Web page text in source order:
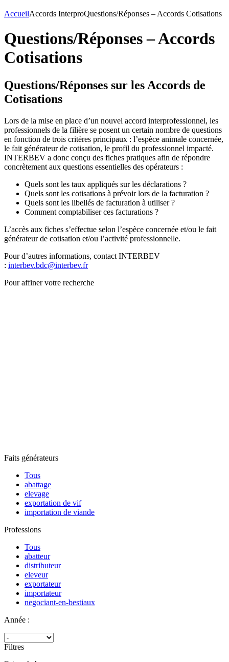
AccueilAccords InterproQuestions/Réponses – Accords Cotisations
Questions/Réponses – Accords
Cotisations
Questions/Réponses sur les Accords de
Cotisations
Lors de la mise en place d’un nouvel accord interprofessionnel, les
professionnels de la filière se posent un certain nombre de questions
en fonction de trois critères principaux : l’espèce animale concernée,
le fait générateur de cotisation, le profil du professionnel impacté.
INTERBEV a donc conçu des fiches pratiques afin de répondre
concrètement aux questions essentielles des opérateurs :
Quels sont les taux appliqués sur les déclarations ?
Quels sont les cotisations à prévoir lors de la facturation ?
Quels sont les libellés de facturation à utiliser ?
Comment comptabiliser ces facturations ?
L’accès aux fiches s’effectue selon l’espèce concernée et/ou le fait
générateur de cotisation et/ou l’activité professionnelle.
Pour d’autres informations, contact INTERBEV
: interbev.bdc@interbev.fr
Pour affiner votre recherche
Faits générateurs
Tous
abattage
elevage
exportation de vif
importation de viande
Professions
Tous
abatteur
distributeur
eleveur
exportateur
importateur
negociant-en-bestiaux
Année :
Filtres